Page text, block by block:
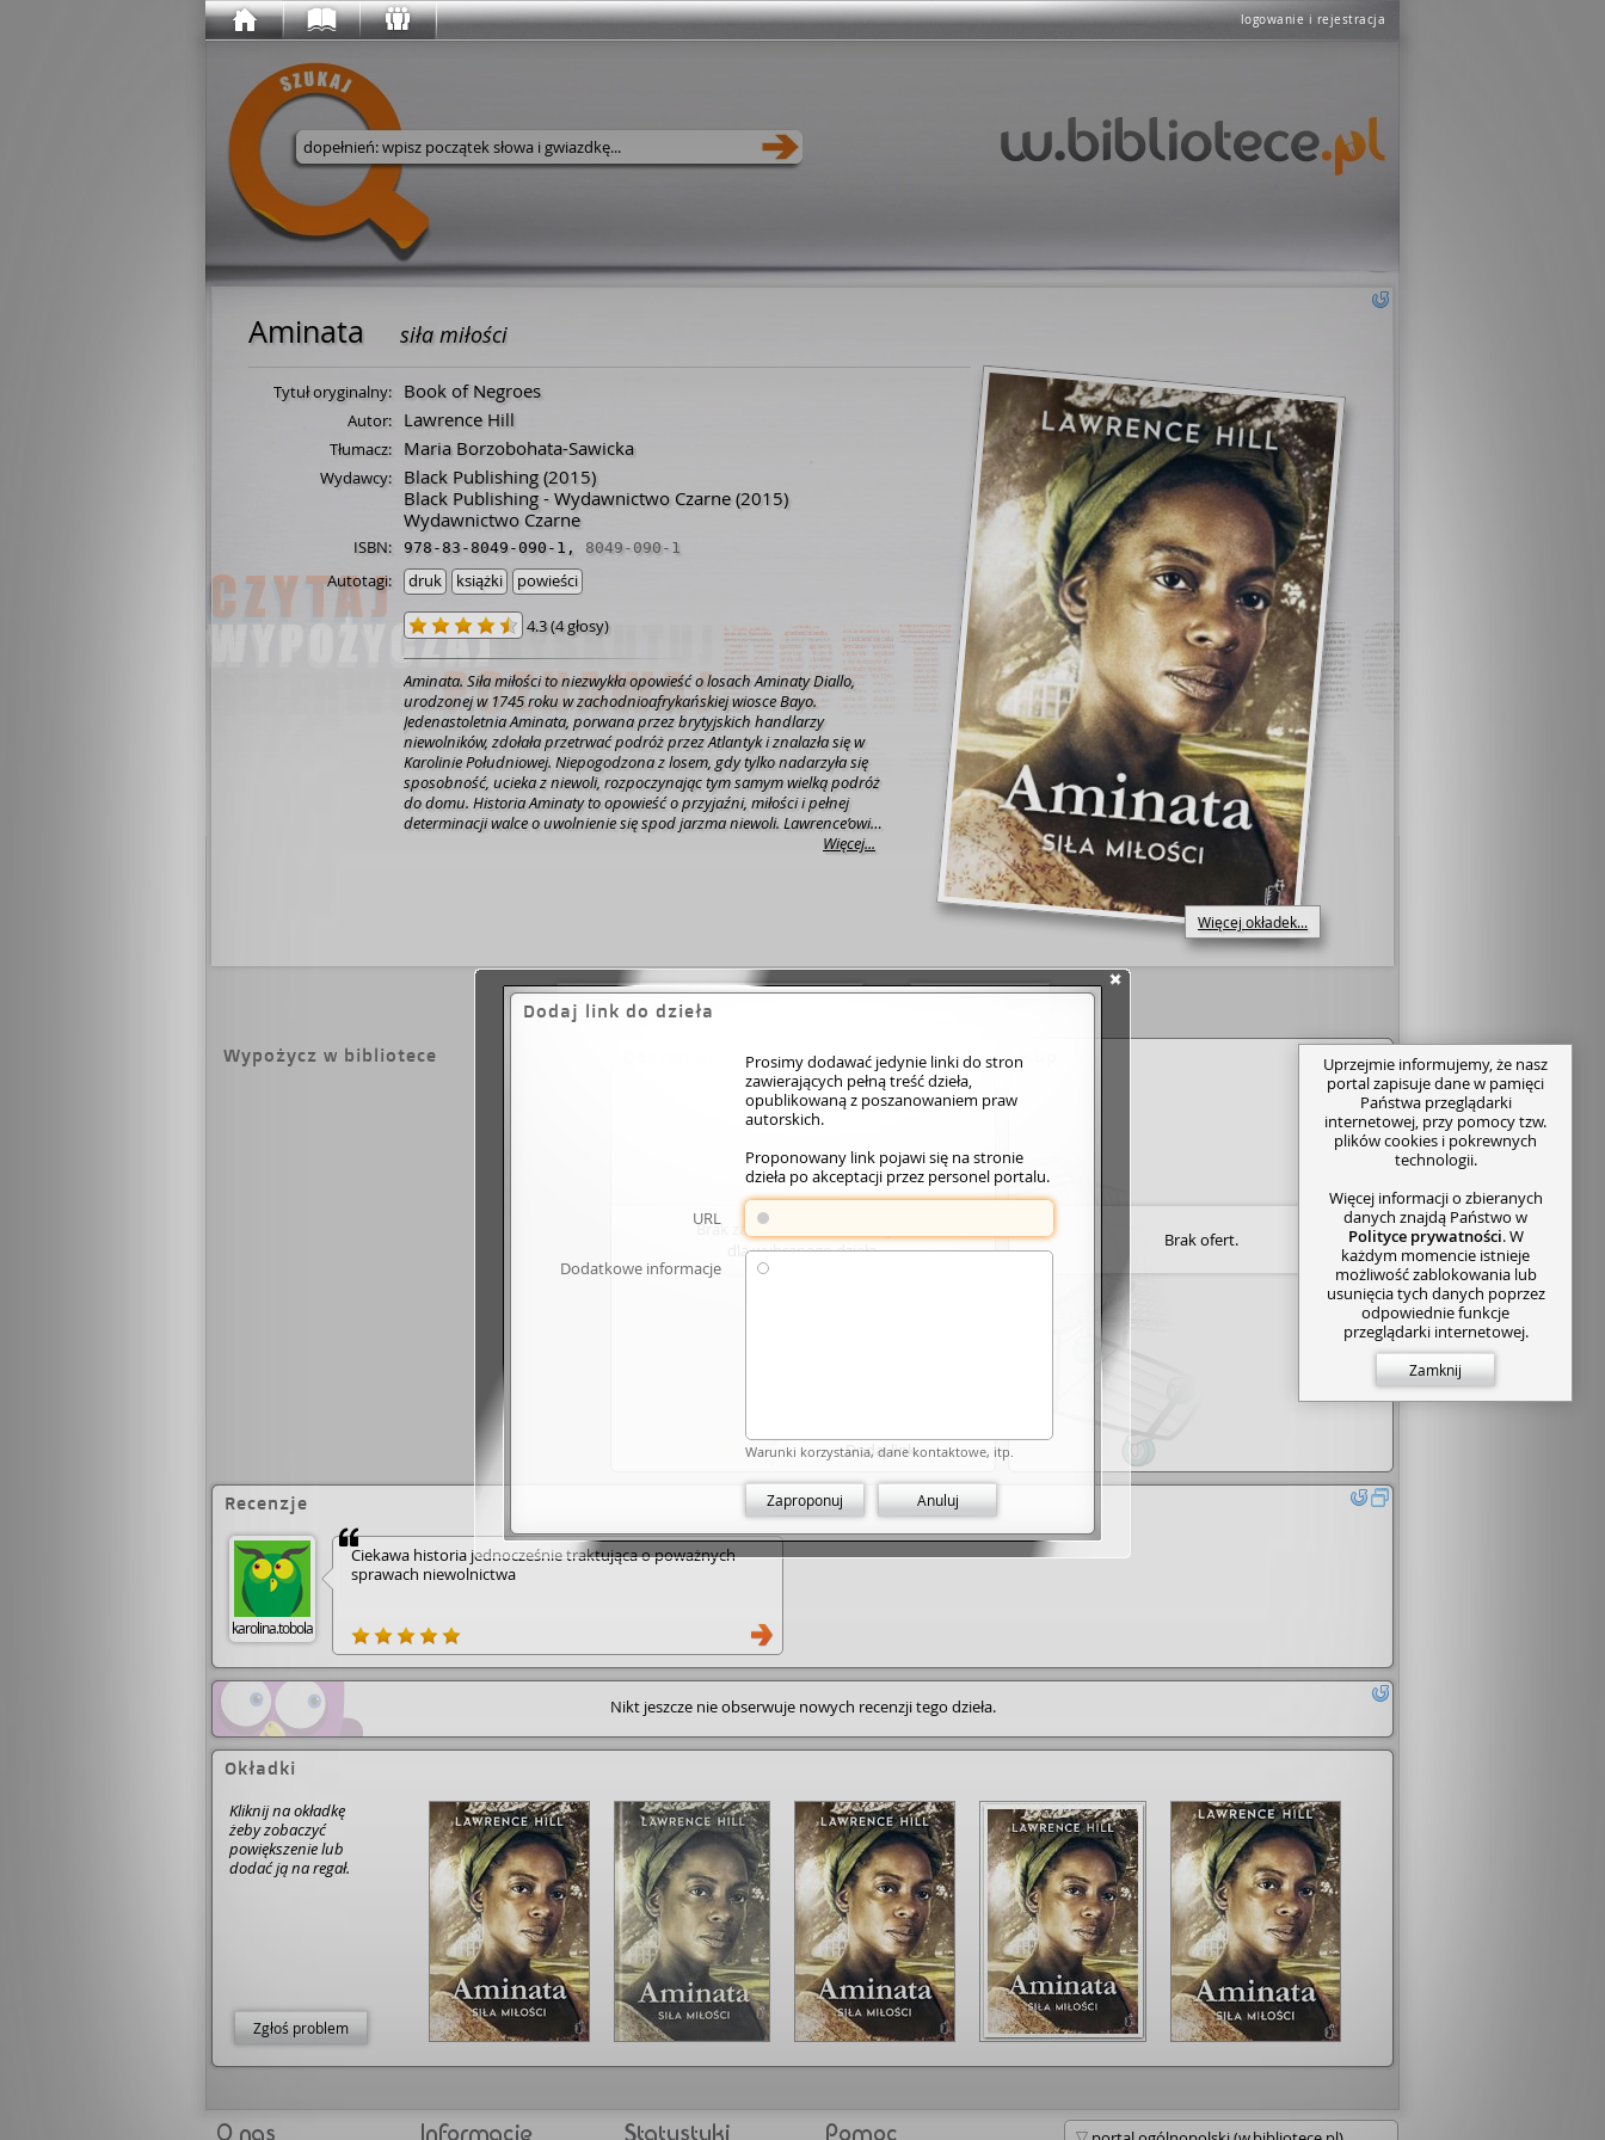
logowanie i rejestracja
Wyszukaj w serwisie
Aminata siła miłości
Więcej okładek...
Tytuł oryginalny: Book of Negroes
Autor: Lawrence Hill
Tłumacz: Maria Borzobohata-Sawicka
Wydawcy: Black Publishing (2015)
Black Publishing - Wydawnictwo Czarne (2015)
Wydawnictwo Czarne
ISBN: 978-83-8049-090-1 , 8049-090-1
Autotagi: druk książki powieści
4.3(4 głosy)
Aminata. Siła miłości to niezwykła opowieść o losach Aminaty Diallo,
urodzonej w 1745 roku w zachodnioafrykańskiej wiosce Bayo.
Jedenastoletnia Aminata, porwana przez brytyjskich handlarzy
niewolników, zdołała przetrwać podróż przez Atlantyk i znalazła się w
Karolinie Południowej. Niepogodzona z losem, gdy tylko nadarzyła się
sposobność, ucieka z niewoli, rozpoczynając tym samym wielką podróż
do domu. Historia Aminaty to opowieść o przyjaźni, miłości i pełnej
determinacji walce o uwolnienie się spod jarzma niewoli. Lawrence’owi
Hillowi udało się stworzyć trzymającą w napięciu i boleśnie prawdziwą
Więcej...
Zaloguj się by ocenić
Wypożycz w bibliotece Dostęp online
Brak zasobów elektronicznych
dla wybranego dzieła.
Dodaj link
Kup
Brak ofert.
Recenzje
karolina.tobola
Ciekawa historia jednocześnie traktująca o poważnych
sprawach niewolnictwa
Nikt jeszcze nie obserwuje nowych recenzji tego dzieła.
Okładki
Kliknij na okładkę
żeby zobaczyć
powiększenie lub
dodać ją na regał.
Zgłoś problem
Dodaj link do dzieła
Prosimy dodawać jedynie linki do stron
zawierających pełną treść dzieła,
opublikowaną z poszanowaniem praw
autorskich.
Proponowany link pojawi się na stronie
dzieła po akceptacji przez personel portalu.
URL
Dodatkowe informacje
Warunki korzystania, dane kontaktowe, itp.
Zaproponuj Anuluj
Uprzejmie informujemy, że nasz
portal zapisuje dane w pamięci
Państwa przeglądarki
internetowej, przy pomocy tzw.
plików cookies i pokrewnych
technologii.
Więcej informacji o zbieranych
danych znajdą Państwo w
Polityce prywatności. W
każdym momencie istnieje
możliwość zablokowania lub
usunięcia tych danych poprzez
odpowiednie funkcje
przeglądarki internetowej.
Zamknij